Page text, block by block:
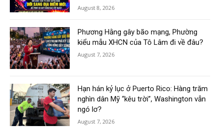
August 8, 2026
Phương Hằng gây bão mạng, Phường
kiểu mẫu XHCN của Tô Lâm đi về đâu?
August 7, 2026
Hạn hán kỷ lục ở Puerto Rico: Hàng trăm
nghìn dân Mỹ “kêu trời”, Washington vẫn
ngó lơ?
August 7, 2026